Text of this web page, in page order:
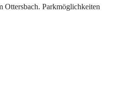
Ottersbach. Parkmöglichkeiten